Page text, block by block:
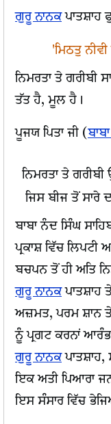
ਗੁਰੂ ਨਾਨਕਪਾਤਸ਼ਾਹ
'ਮਿਠਤੁ
ਨਿਮਰਤਾ ਤੇ ਗਰੀਬੀ
ਤੱਤ ਹੈ, ਮੂਲ ਹੈ।
ਪੂਜਯ ਪਿਤਾ ਜੀ (
ਨਿਮਰਤਾ ਤੇ
ਜਿਸ ਬੀਜ ਤੋਂ ਸਾਰੇ
ਬਾਬਾ ਨੰਦ ਸਿੰਘ
ਪ੍ਰਕਾਸ਼ ਵਿੱਚ
ਬਚਪਨ ਤੋਂ ਹੀ ਅਤਿ
ਗੁਰੂ ਨਾਨਕਪਾਤਸ਼ਾਹ
ਅਜ਼ਮਤ, ਪਰਮ ਸ਼ਾਨ ਤੇ
ਨੂੰ ਪ੍ਰਗਟ ਕਰਨਾਂ
ਗੁਰੂ ਨਾਨਕਪਾਤਸ਼ਾਹ,
ਇਕ ਅਤੀ ਪਿਆਰਾ
ਇਸ ਸੰਸਾਰ ਵਿੱਚ